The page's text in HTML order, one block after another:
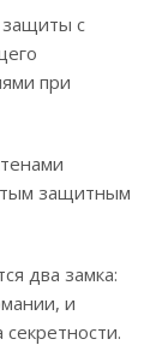
с
при
защитным
два замка:
и